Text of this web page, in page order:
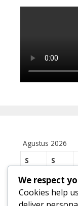
Agustus 2026
S
S
3
4 5
We respect
Cookies help